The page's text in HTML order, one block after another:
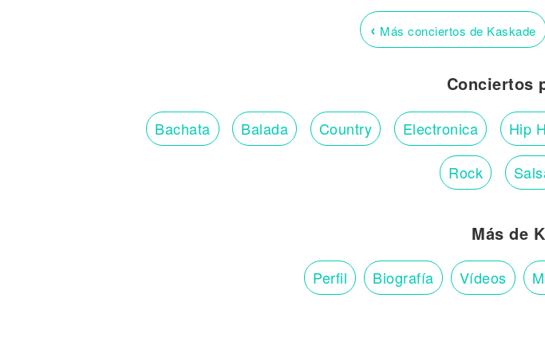
‹ Más conciertos de Kaskade
Conciertos
Bachata Balada Country Electronica Hip
Rock
Más de
Perfil Biografía Vídeos